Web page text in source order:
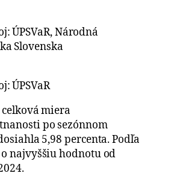
ÚPSVaR, Národná
Slovenska
ÚPSVaR
miera
po sezónnom
5,98 percenta. Podľa
najvyššiu hodnotu od